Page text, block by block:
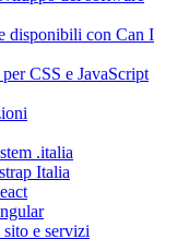
disponibili con Can I
CSS e JavaScript
.italia
Italia
e servizi